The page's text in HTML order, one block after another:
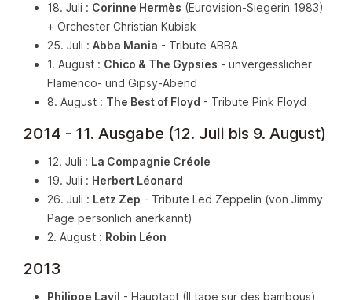
18. Juli : Corinne Hermès (Eurovision-Siegerin 1983)
+ Orchester Christian Kubiak
25. Juli : Abba Mania - Tribute ABBA
1. August : Chico & The Gypsies - unvergesslicher
Flamenco- und Gipsy-Abend
8. August : The Best of Floyd - Tribute Pink Floyd
2014 - 11. Ausgabe (12. Juli bis 9. August)
12. Juli : La Compagnie Créole
19. Juli : Herbert Léonard
26. Juli : Letz Zep - Tribute Led Zeppelin (von Jimmy
Page persönlich anerkannt)
2. August : Robin Léon
2013
Philippe Lavil - Hauptact (Il tape sur des bambous)